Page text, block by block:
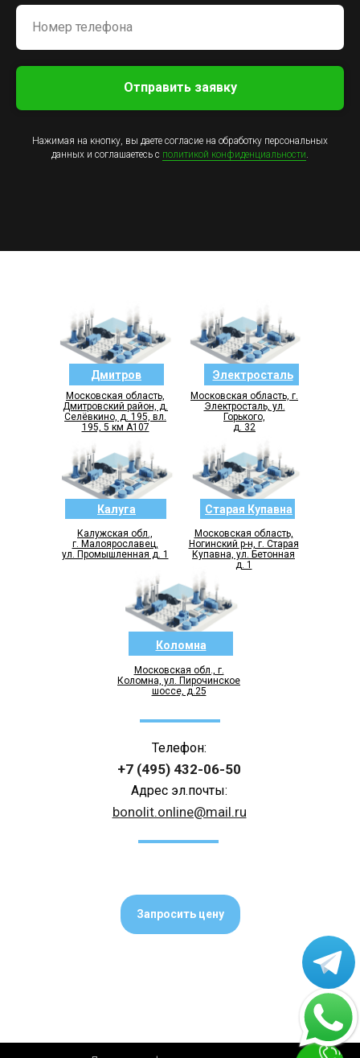
Отправить заявку
Нажимая на кнопку, вы даете согласие на обработку персональных
данных и соглашаетесь c политикой конфиденциальности.
Калужская обл.,
г. Малоярославец,
ул. Промышленная д. 1
Старая Купавна
Калуга
Электросталь
Дмитров
Коломна
Московская область,
Дмитровский район, д.
Селёвкино, д. 195, вл.
195, 5 км А107
Московская обл., г.
Коломна, ул. Пирочинское
шоссе, д.25
Московская область, г.
Электросталь, ул.
Горького,
д. 32
Московская область,
Ногинский р-н, г. Старая
Купавна, ул. Бетонная
д. 1
Телефон:
+7 (495) 432-06-50
Адрес эл.почты:
bonolit.online@mail.ru
Запросить цену